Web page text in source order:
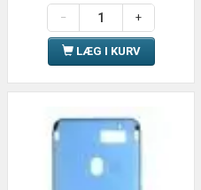
LÆG I KURV